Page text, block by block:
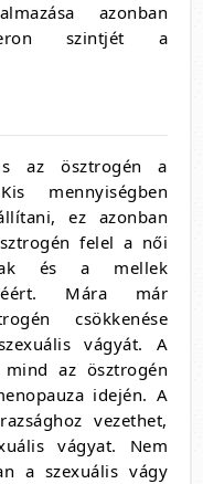
azonban
szintjét a
az ösztrogén a
mennyiségben
ez azonban
felel a női
és a mellek
Mára már
csökkenése
vágyát. A
az ösztrogén
idején. A
vezethet,
vágyat. Nem
a szexuális vágy